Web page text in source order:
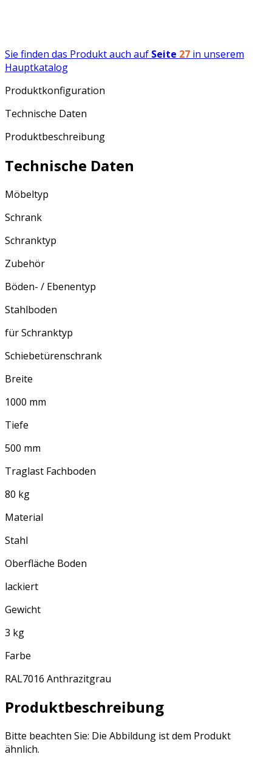
Sie finden das Produkt auch auf Seite 27 in unserem
Hauptkatalog
Produktkonfiguration
Technische Daten
Produktbeschreibung
Technische Daten
Möbeltyp
Schrank
Schranktyp
Zubehör
Böden- / Ebenentyp
Stahlboden
für Schranktyp
Schiebetürenschrank
Breite
1000 mm
Tiefe
500 mm
Traglast Fachboden
80 kg
Material
Stahl
Oberfläche Boden
lackiert
Gewicht
3 kg
Farbe
RAL7016 Anthrazitgrau
Produktbeschreibung
Bitte beachten Sie: Die Abbildung ist dem Produkt
ähnlich.